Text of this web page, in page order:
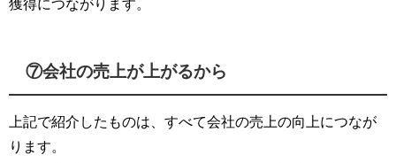
獲得につながります。
⑦会社の売上が上がるから
上記で紹介したものは、すべて会社の売上の向上につなが
ります。